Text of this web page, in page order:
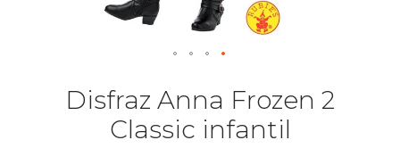
Disfraz Anna Frozen 2
Classic infantil